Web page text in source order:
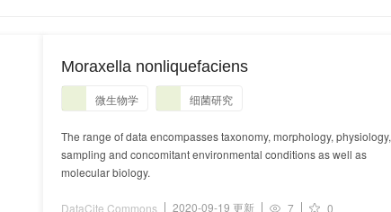
Moraxella nonliquefaciens
微生物学 细菌研究
The range of data encompasses taxonomy, morphology, physiology,
sampling and concomitant environmental conditions as well as
molecular biology.
DataCite Commons 2020-09-19 更新 7 0